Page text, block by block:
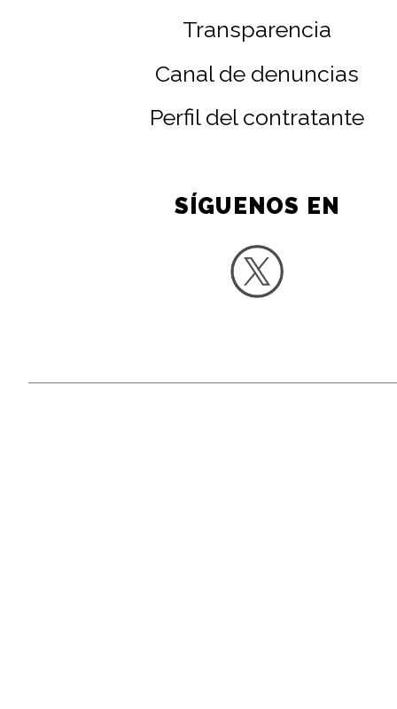
Transparencia
Canal de denuncias
Perfil del contratante
SÍGUENOS EN